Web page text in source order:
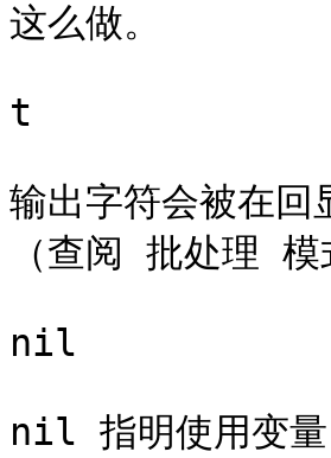
这么做。
t
输出字符会被在
（查阅 批处理
nil
nil 指明使用变